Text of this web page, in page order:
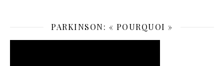
PARKINSON: « POURQUOI »